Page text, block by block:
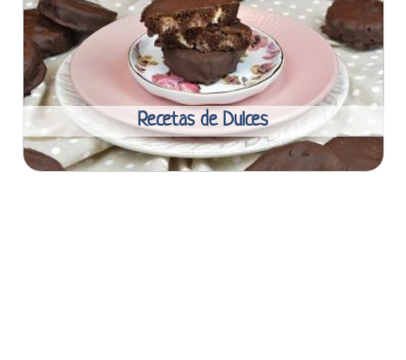
Recetas de Dulces